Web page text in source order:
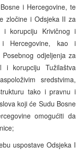
i Hercegovine, te
zločine i Odsjeka II za
i korupciju Krivičnog i
i Hercegovine, kao i
odjeljenja za
i korupciju Tužilaštva
sredstvima,
tako i pravnu i
koji će Sudu Bosne
omogućiti da
uspostave Odsjeka I